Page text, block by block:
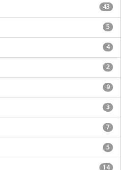
43
5
4
2
9
3
7
5
14